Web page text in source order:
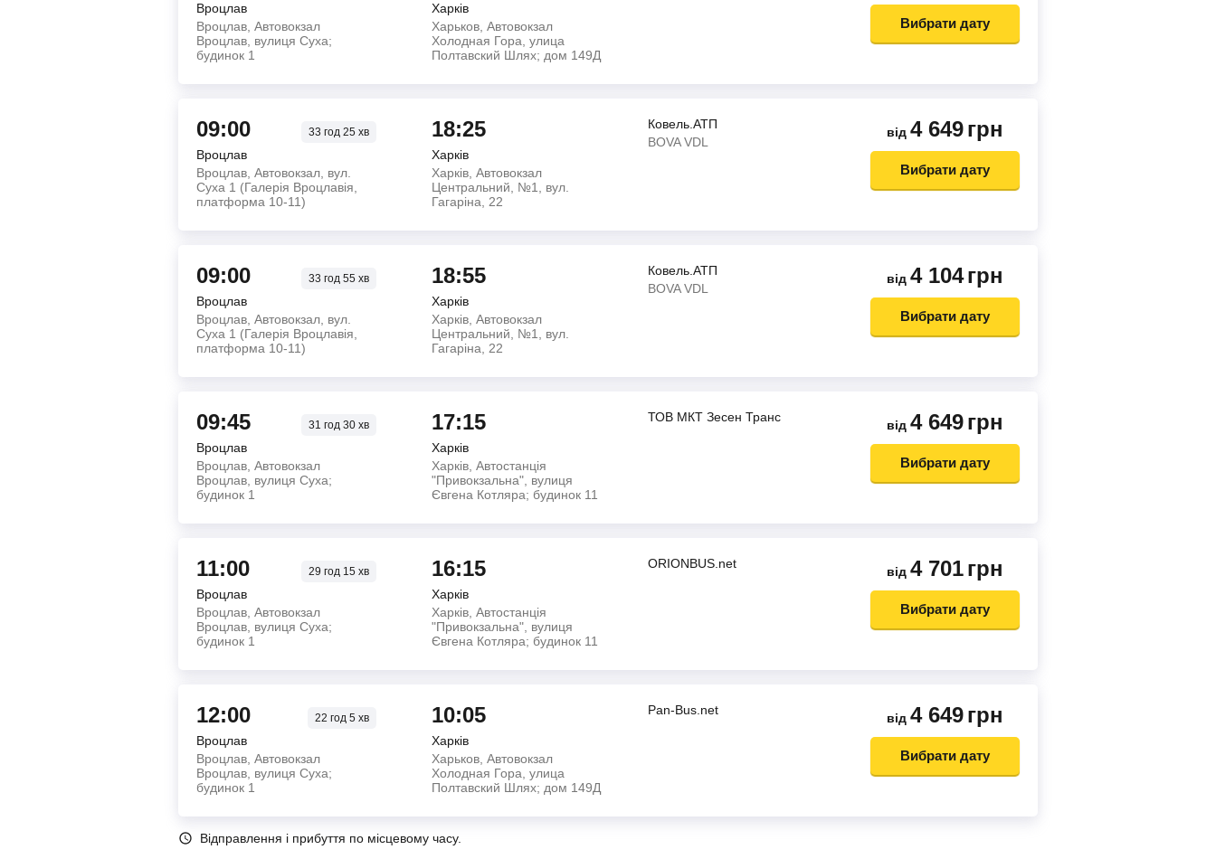
Вроцлав
Вроцлав, Автовокзал
Вроцлав, вулиця Суха;
будинок 1
Харків
Харьков, Автовокзал
Холодная Гора, улица
Полтавский Шлях; дом 149Д
Вибрати дату
09:00 33 год25 хв
Вроцлав
Вроцлав, Автовокзал, вул.
Суха 1 (Галерія Вроцлавія,
платформа 10-11)
18:25
Харків
Харків, Автовокзал
Центральний, №1, вул.
Гагаріна, 22
Ковель.АТП
BOVA VDL
від 4 649грн
Вибрати дату
09:00 33 год55 хв
Вроцлав
Вроцлав, Автовокзал, вул.
Суха 1 (Галерія Вроцлавія,
платформа 10-11)
18:55
Харків
Харків, Автовокзал
Центральний, №1, вул.
Гагаріна, 22
Ковель.АТП
BOVA VDL
від 4 104грн
Вибрати дату
09:45 31 год30 хв
Вроцлав
Вроцлав, Автовокзал
Вроцлав, вулиця Суха;
будинок 1
17:15
Харків
Харків, Автостанція
"Привокзальна", вулиця
Євгена Котляра; будинок 11
ТОВ МКТ Зесен Транс
від 4 649грн
Вибрати дату
11:00 29 год15 хв
Вроцлав
Вроцлав, Автовокзал
Вроцлав, вулиця Суха;
будинок 1
16:15
Харків
Харків, Автостанція
"Привокзальна", вулиця
Євгена Котляра; будинок 11
ORIONBUS.net
від 4 701грн
Вибрати дату
12:00 22 год5 хв
Вроцлав
Вроцлав, Автовокзал
Вроцлав, вулиця Суха;
будинок 1
10:05
Харків
Харьков, Автовокзал
Холодная Гора, улица
Полтавский Шлях; дом 149Д
Pan-Bus.net
від 4 649грн
Вибрати дату
Відправлення і прибуття по місцевому часу.